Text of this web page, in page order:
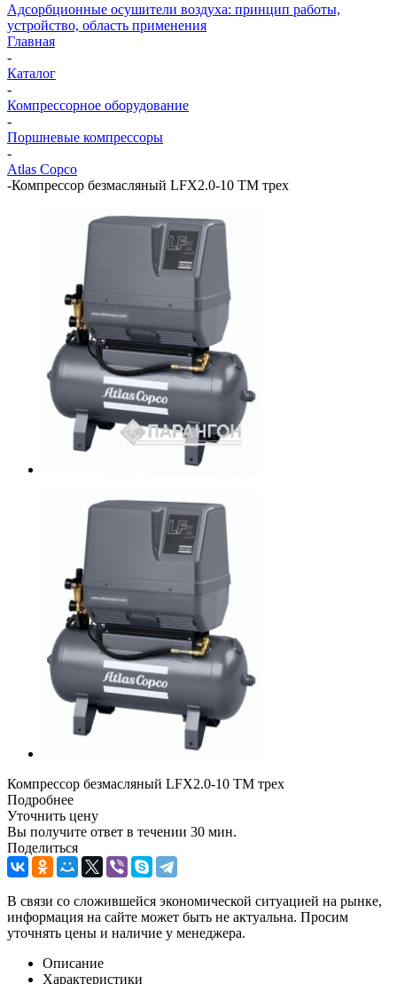
Адсорбционные осушители воздуха: принцип работы,
устройство, область применения
Главная
-
Каталог
-
Компрессорное оборудование
-
Поршневые компрессоры
-
Atlas Copco
-Компрессор безмасляный LFX2.0-10 ТМ трех
Компрессор безмасляный LFX2.0-10 ТМ трех
Подробнее
Уточнить цену
Вы получите ответ в течении 30­ мин.
Поделиться
В связи со сложившейся экономической ситуацией на рынке,
информация на сайте может быть не актуальна. Просим
уточнять цены и наличие у менеджера.
Описание
Характеристики